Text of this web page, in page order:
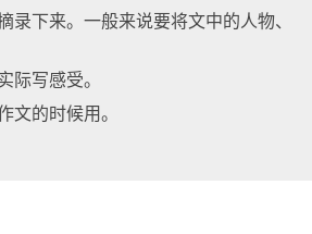
下来。一般来说要将文中的人物、
写感受。
的时候用。